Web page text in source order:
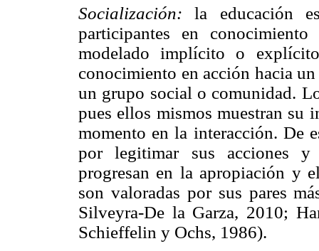
Socialización: la educación
participantes en
modelado implícito o
conocimiento en acción hacia
un grupo social o comunidad.
pues ellos mismos muestran su
momento en la interacción. De
por legitimar sus acciones y
progresan en la apropiación y
son valoradas por sus pares
Silveyra-De la Garza, 2010;
Schieffelin y Ochs, 1986).